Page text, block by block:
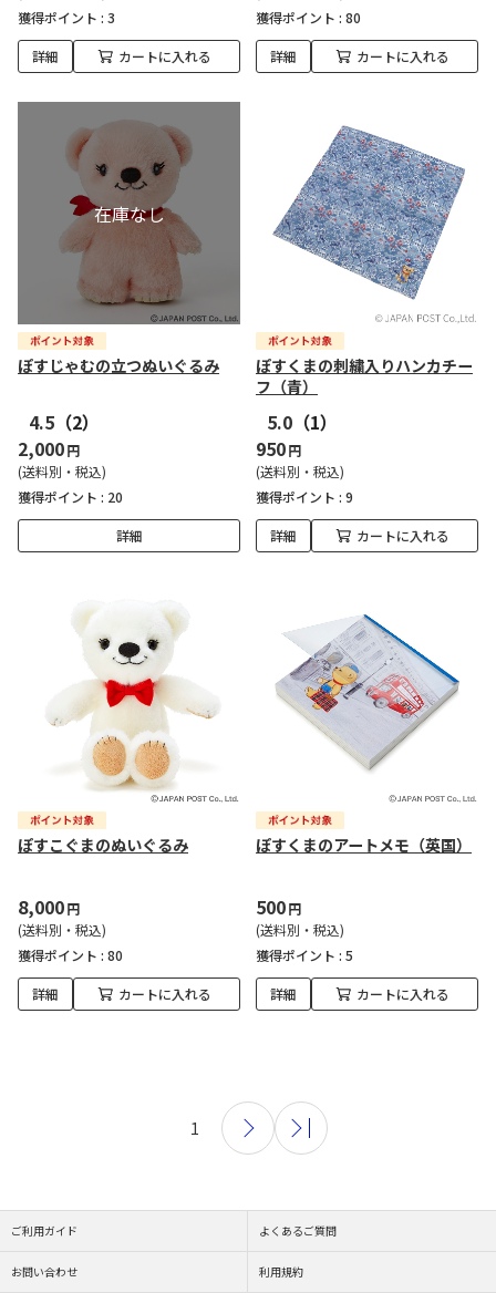
獲得ポイント : 3
詳細 カートに入れる
獲得ポイント : 80
詳細 カートに入れる
ぽすじゃむの立つぬいぐるみ
4.5 （2）
2,000円
(送料別・税込)
獲得ポイント : 20
詳細
ぽすくまの刺繍入りハンカチー
フ（青）
5.0 （1）
950円
(送料別・税込)
獲得ポイント : 9
詳細 カートに入れる
ぽすこぐまのぬいぐるみ
8,000円
(送料別・税込)
獲得ポイント : 80
詳細 カートに入れる
ぽすくまのアートメモ（英国）
500円
(送料別・税込)
獲得ポイント : 5
詳細 カートに入れる
1
ご利用ガイド よくあるご質問
お問い合わせ 利用規約